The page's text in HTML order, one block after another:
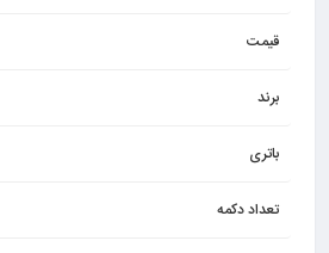
قیمت
برند
باتری
تعداد دکمه